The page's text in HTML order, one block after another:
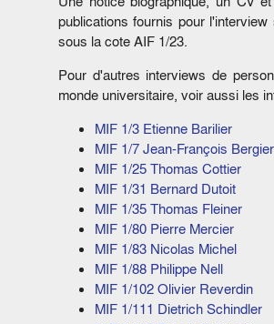
publications fournis pour
sous la cote AIF 1/23.
Pour d'autres interviews de
monde universitaire, voir aussi les
MIF 1/3 Etienne Barilier
MIF 1/7 Jean-François Bergier
MIF 1/25 Thomas Cottier
MIF 1/31 Bernard Dutoit
MIF 1/35 Thomas Fleiner
MIF 1/80 Pierre Mercier
MIF 1/83 Nicolas Michel
MIF 1/88 Philippe Nell
MIF 1/102 Olivier Reverdin
MIF 1/111 Dietrich Schindler